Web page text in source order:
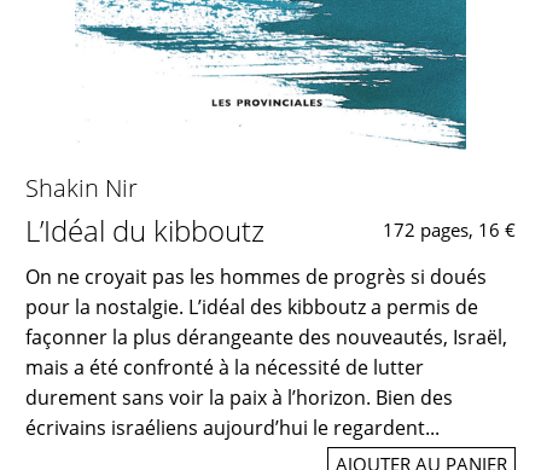
Shakin Nir
L’Idéal du kibboutz 172 pages, 16 €
On ne croyait pas les hommes de progrès si doués
pour la nostalgie. L’idéal des kibboutz a permis de
façonner la plus dérangeante des nouveautés, Israël,
mais a été confronté à la nécessité de lutter
durement sans voir la paix à l’horizon. Bien des
écrivains israéliens aujourd’hui le regardent...
AJOUTER AU PANIER